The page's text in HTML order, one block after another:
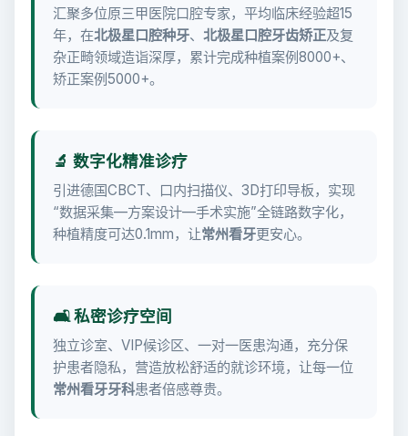
汇聚多位原三甲医院口腔专家，平均临床经验超15
年，在北极星口腔种牙、 北极星口腔牙齿矫正及复
杂正畸领域造诣深厚，累计完成种植案例8000+、
矫正案例5000+。
🔬 数字化精准诊疗
引进德国CBCT、口内扫描仪、3D打印导板，实现
“数据采集—方案设计—手术实施”全链路数字化，
种植精度可达0.1mm，让常州看牙更安心。
🛋️ 私密诊疗空间
独立诊室、VIP候诊区、一对一医患沟通，充分保
护患者隐私，营造放松舒适的就诊环境，让每一位
常州看牙牙科患者倍感尊贵。